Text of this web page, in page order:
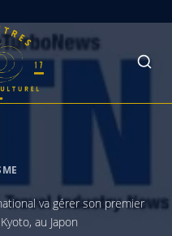
va gérer son premier
au Japon